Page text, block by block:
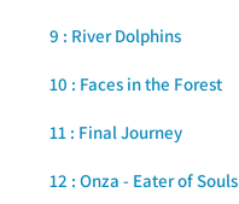
9 : River Dolphins
10 : Faces in the Forest
11 : Final Journey
12 : Onza - Eater of Souls